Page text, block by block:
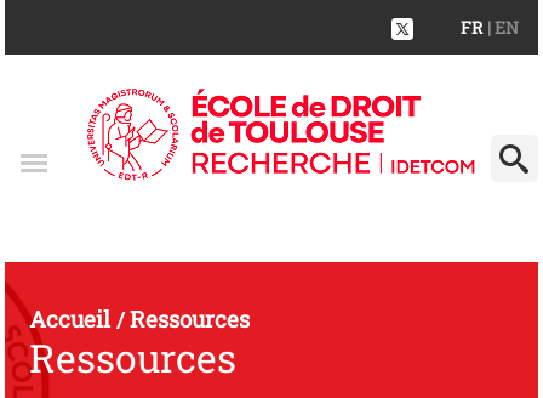
FR | EN
Accueil/Ressources
Ressources